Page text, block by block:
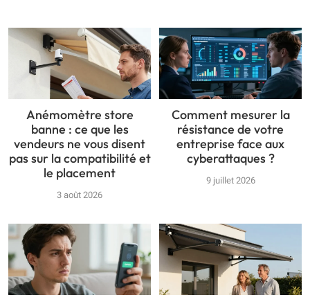
Anémomètre store
banne : ce que les
vendeurs ne vous disent
pas sur la compatibilité et
le placement
3 août 2026
Comment mesurer la
résistance de votre
entreprise face aux
cyberattaques ?
9 juillet 2026